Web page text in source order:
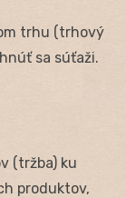
trhu (trhový
sa súťaži.
(tržba) ku
produktov,